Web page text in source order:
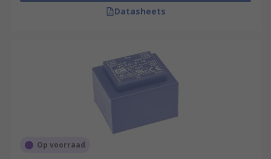
transformers do not penetrate into the board
Datasheets
Op voorraad